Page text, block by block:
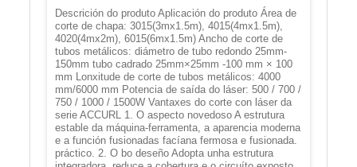
Descrición do produto Aplicación do produto Área de
corte de chapa: 3015(3mx1.5m), 4015(4mx1.5m),
4020(4mx2m), 6015(6mx1.5m) Ancho de corte de
tubos metálicos: diámetro de tubo redondo 25mm-
150mm tubo cadrado 25mm×25mm -100 mm × 100
mm Lonxitude de corte de tubos metálicos: 4000
mm/6000 mm Potencia de saída do láser: 500 / 700 /
750 / 1000 / 1500W Vantaxes do corte con láser da
serie ACCURL 1. O aspecto novedoso A estrutura
estable da máquina-ferramenta, a aparencia moderna
e a función fusionadas facíana fermosa e fusionada.
práctico. 2. O bo deseño Adopta unha estrutura